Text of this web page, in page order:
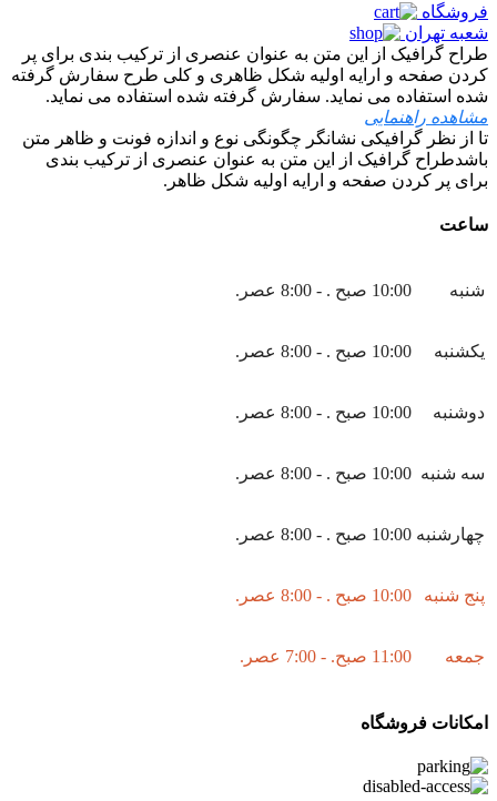
فروشگاه
شعبه تهران
طراح گرافیک از این متن به عنوان عنصری از ترکیب بندی برای پر
کردن صفحه و ارایه اولیه شکل ظاهری و کلی طرح سفارش گرفته
شده استفاده می نماید. سفارش گرفته شده استفاده می نماید.
مشاهده راهنمایی
تا از نظر گرافیکی نشانگر چگونگی نوع و اندازه فونت و ظاهر متن
باشدطراح گرافیک از این متن به عنوان عنصری از ترکیب بندی
برای پر کردن صفحه و ارایه اولیه شکل ظاهر.
ساعت
شنبه 10:00 صبح . - 8:00 عصر.
یکشنبه 10:00 صبح . - 8:00 عصر.
دوشنبه 10:00 صبح . - 8:00 عصر.
سه شنبه 10:00 صبح . - 8:00 عصر.
چهارشنبه 10:00 صبح . - 8:00 عصر.
پنج شنبه 10:00 صبح . - 8:00 عصر.
جمعه 11:00 صبح. - 7:00 عصر.
امکانات فروشگاه